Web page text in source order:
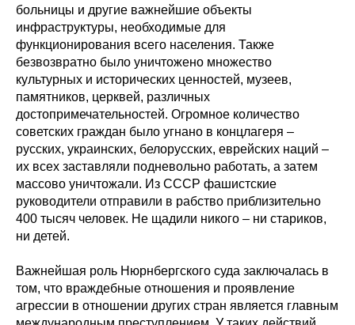
больницы и другие важнейшие объекты
инфраструктуры, необходимые для
функционирования всего населения. Также
безвозвратно было уничтожено множество
культурных и исторических ценностей, музеев,
памятников, церквей, различных
достопримечательностей. Огромное количество
советских граждан было угнано в концлагеря –
русских, украинских, белорусских, еврейских наций –
их всех заставляли подневольно работать, а затем
массово уничтожали. Из СССР фашистские
руководители отправили в рабство приблизительно
400 тысяч человек. Не щадили никого – ни стариков,
ни детей.
Важнейшая роль Нюрнбергского суда заключалась в
том, что враждебные отношения и проявление
агрессии в отношении других стран является главным